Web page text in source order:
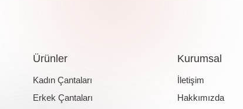
Ürünler
Kadın Çantaları
Erkek Çantaları
Kurumsal
İletişim
Hakkımızda